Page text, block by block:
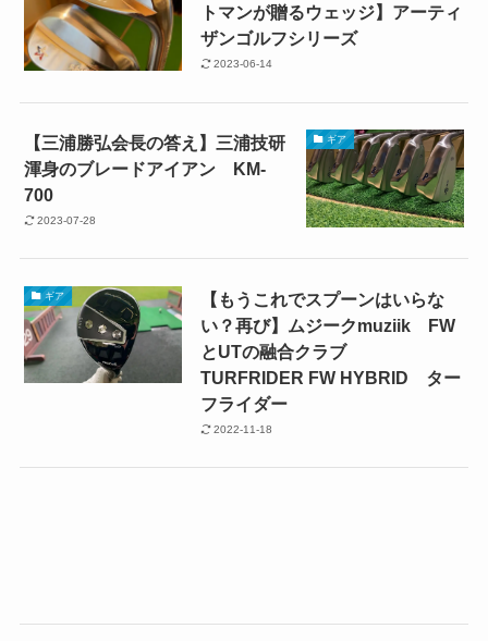
トマンが贈るウェッジ】アーティ
ザンゴルフシリーズ
2023-06-14
ギア
【三浦勝弘会長の答え】三浦技研
渾身のブレードアイアン KM-
700
2023-07-28
ギア
【もうこれでスプーンはいらな
い？再び】ムジークmuziik FW
とUTの融合クラブ
TURFRIDER FW HYBRID ター
フライダー
2022-11-18